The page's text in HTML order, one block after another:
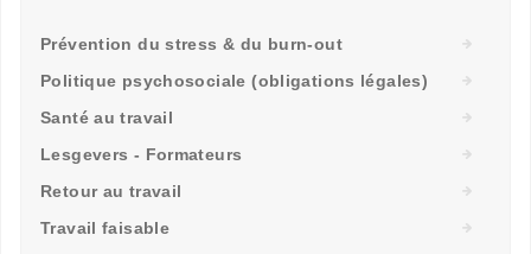
Prévention du stress & du burn-out
Politique psychosociale (obligations légales)
Santé au travail
Lesgevers - Formateurs
Retour au travail
Travail faisable